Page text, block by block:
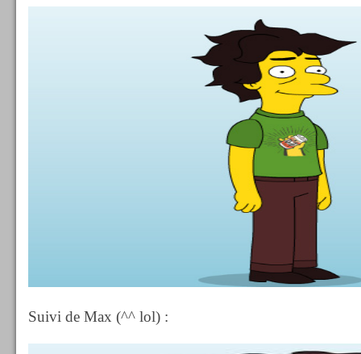
Suivi de Max (^^ lol) :